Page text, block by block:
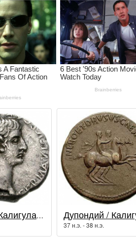
Драхма / Калигула (37 - 41 гг.)
37 н.э. - 38 н.э.